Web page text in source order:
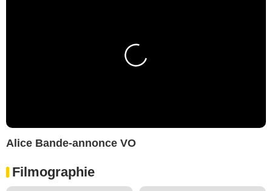
Alice Bande-annonce VO
Filmographie